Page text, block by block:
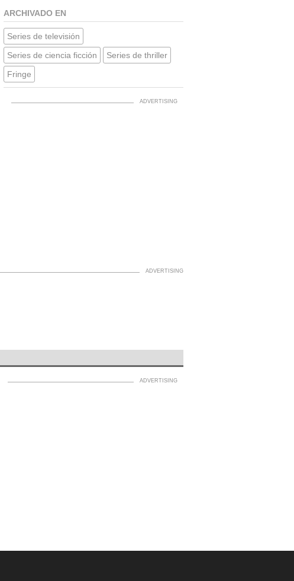
ARCHIVADO EN
Series de televisión
Series de ciencia ficción
Series de thriller
Fringe